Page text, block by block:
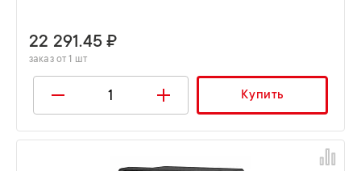
22 291.45 ₽
заказ от 1 шт
Купить